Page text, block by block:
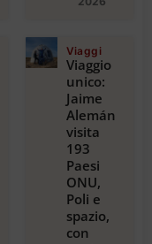
Viaggi
Viaggio
unico:
Jaime
Alemán
visita
193
Paesi
ONU,
Poli e
spazio,
con